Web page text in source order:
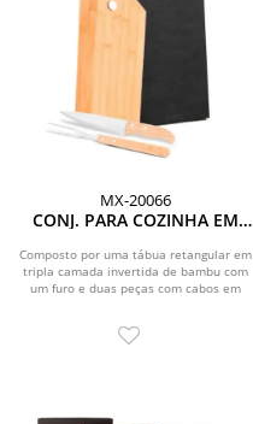
MX-20066
CONJ. PARA COZINHA EM
PÇS
Composto por uma tábua retangular em
tripla camada invertida de bambu com
um furo e duas peças com cabos em